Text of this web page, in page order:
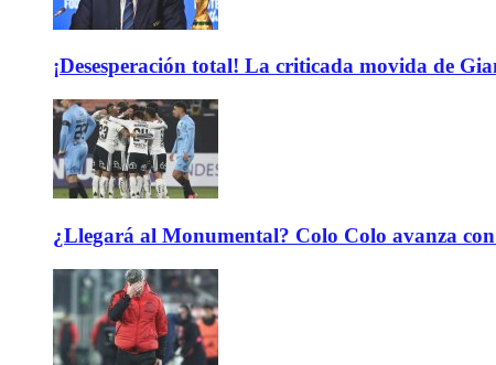
¡Desesperación total! La criticada movida de
¿Llegará al Monumental? Colo Colo avanza